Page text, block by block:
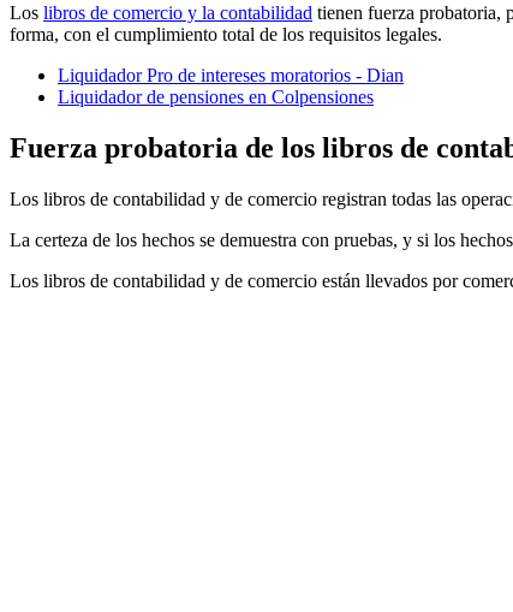
Los libros de comercio y la contabilidad tienen fuerza probatoria,
forma, con el cumplimiento total de los requisitos legales.
Liquidador Pro de intereses moratorios - Dian
Liquidador de pensiones en Colpensiones
Fuerza probatoria de los libros de
Los libros de contabilidad y de comercio registran todas las
La certeza de los hechos se demuestra con pruebas, y si los
Los libros de contabilidad y de comercio están llevados por